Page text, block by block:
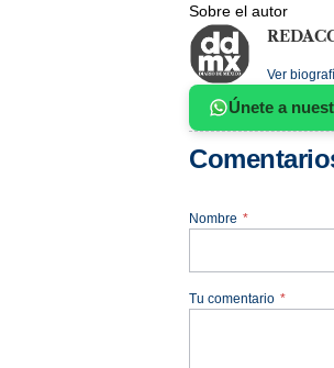
Sobre el autor
Ver
Únete a
Nombre *
Tu comentario *